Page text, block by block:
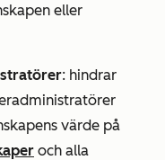
eller
: hindrar
värde på
och alla